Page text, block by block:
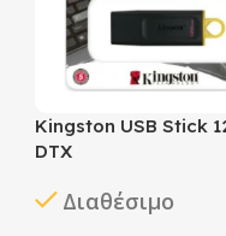
Kingston USB Stick
DTX
Διαθέσιμο